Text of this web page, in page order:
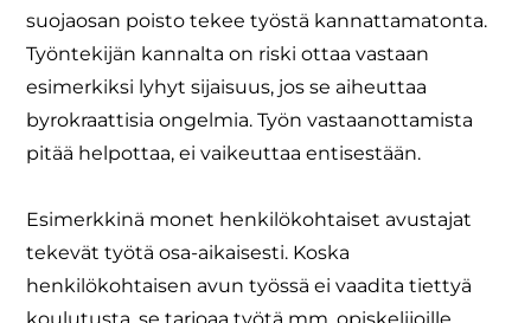
suojaosan poisto tekee työstä kannattamatonta.
Työntekijän kannalta on riski ottaa vastaan
esimerkiksi lyhyt sijaisuus, jos se aiheuttaa
byrokraattisia ongelmia. Työn vastaanottamista
pitää helpottaa, ei vaikeuttaa entisestään.
Esimerkkinä monet henkilökohtaiset avustajat
tekevät työtä osa-aikaisesti. Koska
henkilökohtaisen avun työssä ei vaadita tiettyä